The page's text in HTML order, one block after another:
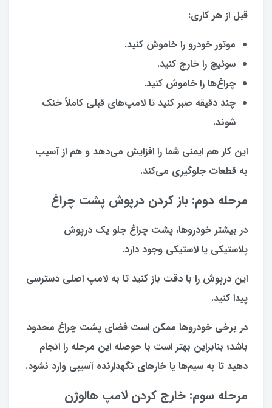
قبل از هر کاری:
موتور خودرو را خاموش کنید.
سوئیچ را خارج کنید.
چراغ‌ها را خاموش کنید.
چند دقیقه صبر کنید تا لامپ‌های قبلی کاملاً خنک
شوند.
این کار هم ایمنی شما را افزایش می‌دهد و هم از آسیب
به قطعات جلوگیری می‌کند.
مرحله دوم: باز کردن درپوش پشت چراغ
در بیشتر خودروها، پشت چراغ جلو یک درپوش
پلاستیکی یا لاستیکی وجود دارد.
این درپوش را با دقت باز کنید تا به لامپ اصلی دسترسی
پیدا کنید.
در برخی خودروها ممکن است فضای پشت چراغ محدود
باشد؛ بنابراین بهتر است با حوصله این مرحله را انجام
دهید تا به سیم‌ها یا خارهای نگهدارنده آسیبی وارد نشود.
مرحله سوم: خارج کردن لامپ هالوژن